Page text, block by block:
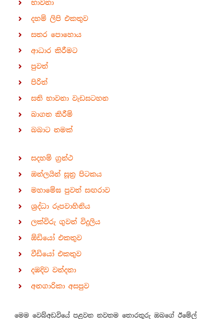
භාවනා
දහම් ලිපි එකතුව
සතර පොහොය
ආධාර කිරීමට
පුවත්
පිරිත්
සති භාවනා වැඩසටහන
බාගත කිරීම්
බබාට නමක්
සදහම් ග්‍රන්ථ
ඔන්ලයින් සූත්‍ර පිටකය
මහාමේඝ පුවත් සඟරාව
ශ්‍රද්ධා රූපවාහිනිය
ලක්විරු ගුවන් විදුලිය
ඕඩියෝ එකතුව
වීඩියෝ එකතුව
දඹදිව වන්දනා
අනගාරිකා අසපුව
මෙම වෙබ්අඩවියේ පළවන නවතම තොරතුරු ඔබගේ ඊමේල්